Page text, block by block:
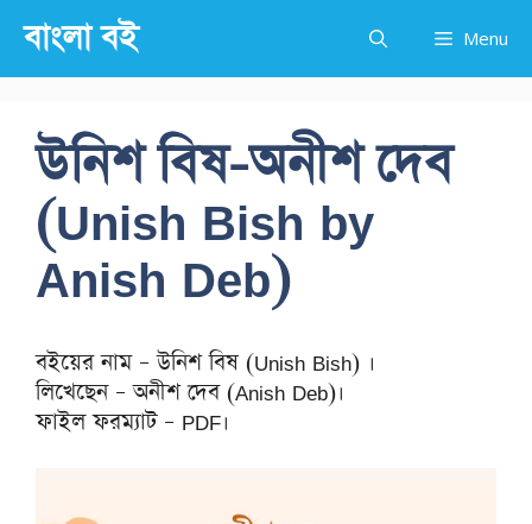
content
বাংলা বই Menu
উনিশ বিষ-অনীশ দেব
(Unish Bish by
Anish Deb)
বইয়ের নাম – উনিশ বিষ (Unish Bish) ।
লিখেছেন – অনীশ দেব (Anish Deb)।
ফাইল ফরম্যাট – PDF।